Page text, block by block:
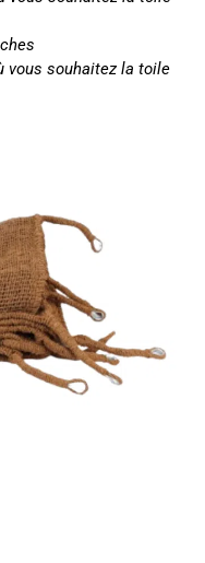
vous souhaitez la toile